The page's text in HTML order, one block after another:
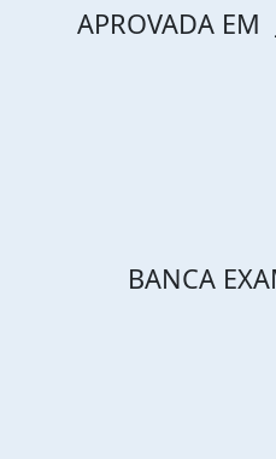
APROVADA EM
BANCA